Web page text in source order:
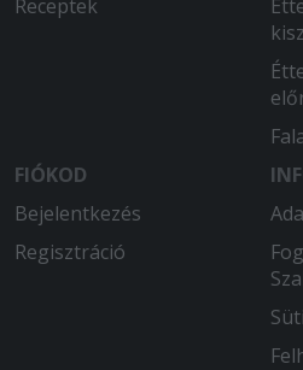
Receptek
FIÓKOD
Bejelentkezés
Regisztráció